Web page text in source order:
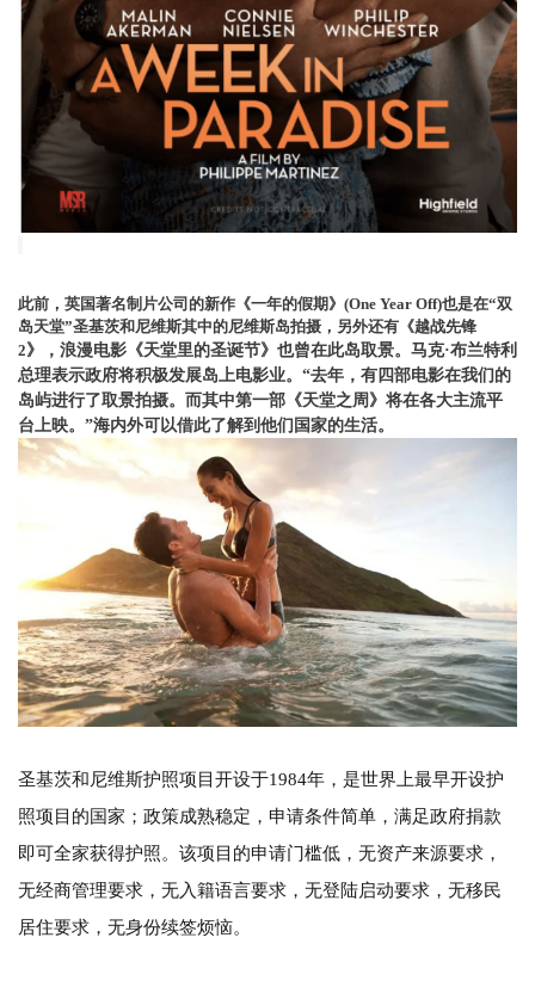
此前，英国著名制片公司的新作《一年的假期》 (One Year Off)也是在“双
岛天堂”圣基茨和尼维斯其中的尼维斯岛拍摄，另外还有《越战先锋
2》，浪漫电影《天堂里的圣诞节》也曾在此岛取景。 马克·布兰特利
总理表示政府将积极发展岛上电影业。“去年，有四部电影在我们的
岛屿进行了取景拍摄。而其中第一部《天堂之周》将在各大主流平
台上映。”海内外可以借此了解到他们国家的生活。
圣基茨和尼维斯护照项目开设于1984年，是世界上最早开设护
照项目的国家；政策成熟稳定，申请条件简单，满足政府捐款
即可全家获得护照。该项目的申请门槛低，无资产来源要求，
无经商管理要求，无入籍语言要求，无登陆启动要求，无移民
居住要求，无身份续签烦恼。